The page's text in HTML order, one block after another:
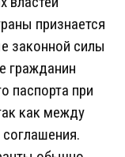
признается
законной силы
гражданин
паспорта при
как между